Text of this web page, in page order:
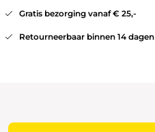
Gratis bezorging vanaf € 25,-
Retourneerbaar binnen 14 dagen